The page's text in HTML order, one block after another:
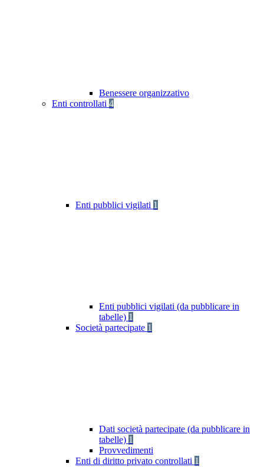
Benessere organizzativo
Enti controllati 4
Enti pubblici vigilati 1
Enti pubblici vigilati (da pubblicare in
tabelle) 1
Società partecipate 1
Dati società partecipate (da pubblicare in
tabelle) 1
Provvedimenti
Enti di diritto privato controllati 1